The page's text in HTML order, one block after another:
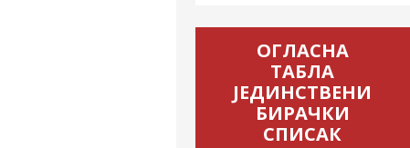
ОГЛАСНА
ТАБЛА
ЈЕДИНСТВЕНИ
БИРАЧКИ
СПИСАК